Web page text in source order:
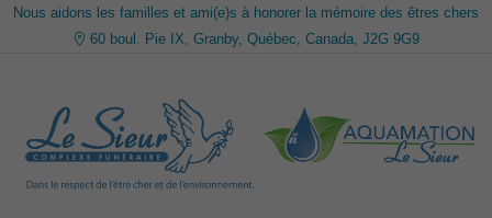
Nous aidons les familles et ami(e)s à honorer la mémoire des êtres chers
60 boul. Pie IX, Granby, Québec, Canada, J2G 9G9